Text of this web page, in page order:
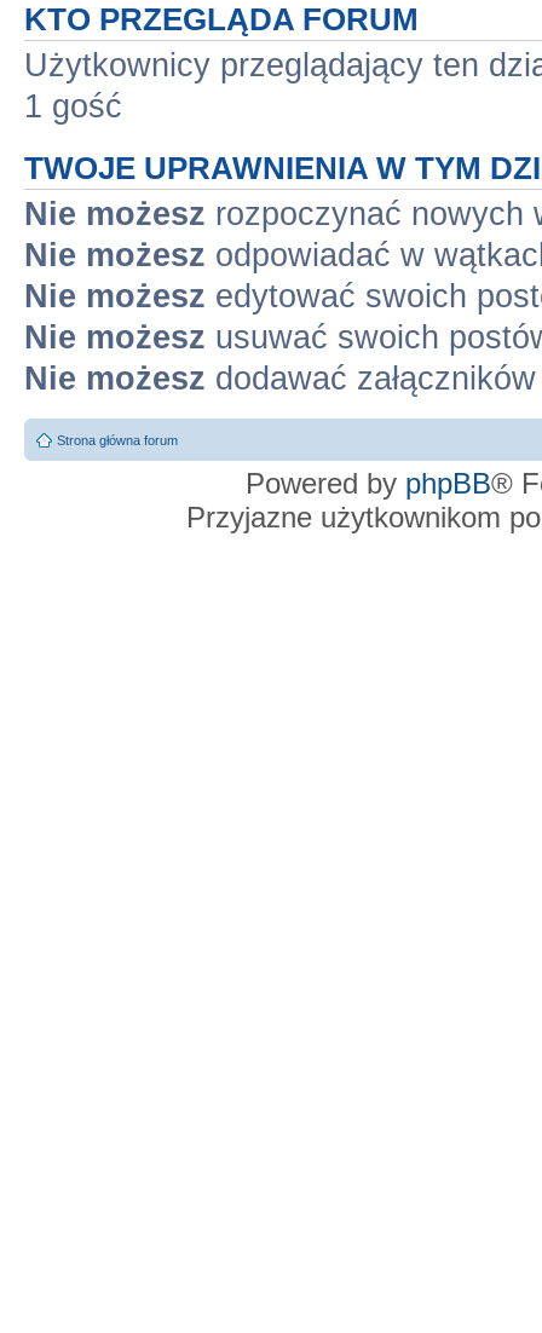
KTO PRZEGLĄDA FORUM
Użytkownicy przeglądający ten
1 gość
TWOJE UPRAWNIENIA W TYM
Nie możesz rozpoczynać nowych
Nie możesz odpowiadać w
Nie możesz edytować swoich
Nie możesz usuwać swoich
Nie możesz dodawać załączników
Strona główna forum
Powered by phpBB®
Przyjazne użytkownikom